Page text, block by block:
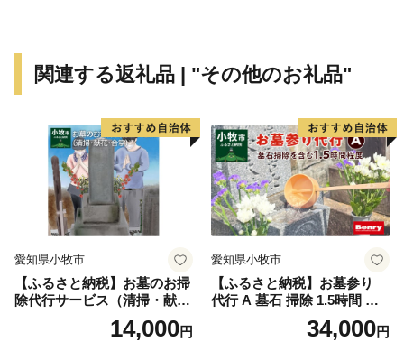
関連する返礼品 | "その他のお礼品"
愛知県小牧市
【ふるさと納税】お墓のお掃
除代行サービス（清掃・献
14,000円
愛知県小牧市
【ふるさと納税】お墓参り
代行 A 墓石 掃除 1.5時間 程
度 お参り 献花 献香 雑草 除
去 処分 草抜き 清掃 お手入れ
34,000円